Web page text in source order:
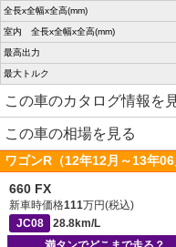
全長x全幅x全高(mm)
室内 全長x全幅x全高(mm)
最高出力
最大トルク
この車のカタログ情報を
この車の相場を見る
ワゴンR（12年12月～13年
660 FX
新車時価格111万円(税込)
JC08
28.8km/L